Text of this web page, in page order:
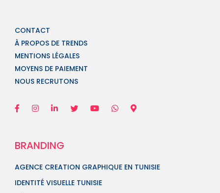
CONTACT
À PROPOS DE TRENDS
MENTIONS LÉGALES
MOYENS DE PAIEMENT
NOUS RECRUTONS
BRANDING
AGENCE CREATION GRAPHIQUE EN TUNISIE
IDENTITÉ VISUELLE TUNISIE